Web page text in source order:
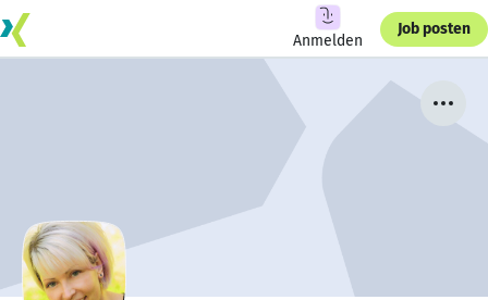
Anmelden
Job posten